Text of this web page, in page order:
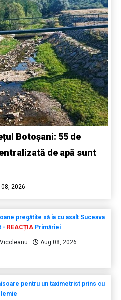
Botoșani: 55 de
de apă sunt
08, 2026
pregătite să ia cu asalt Suceava
- REACȚIAPrimăriei
Aug 08, 2026
pentru un taximetrist prins cu